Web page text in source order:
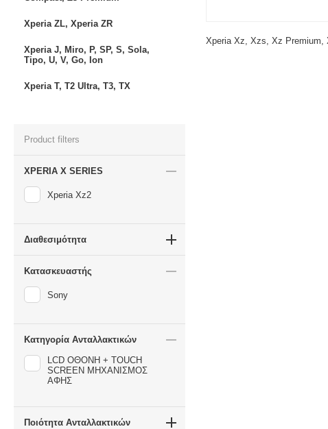
Xperia Xz, Xzs, Xz Premium,
Xperia ZL, Xperia ZR
Xperia J, Miro, P, SP, S, Sola,
Tipo, U, V, Go, Ion
Xperia T, T2 Ultra, T3, TX
Product filters
XPERIA X SERIES
Xperia Xz2
Διαθεσιμότητα
Κατασκευαστής
Sony
Κατηγορία Ανταλλακτικών
LCD ΟΘΟΝΗ + TOUCH
SCREEN ΜΗΧΑΝΙΣΜΟΣ
ΑΦΗΣ
Ποιότητα Ανταλλακτικών